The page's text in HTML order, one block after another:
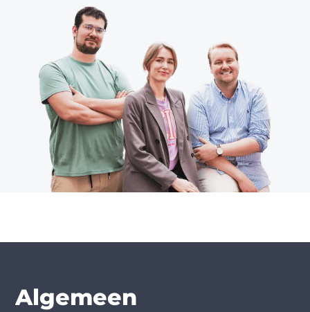
Algemeen